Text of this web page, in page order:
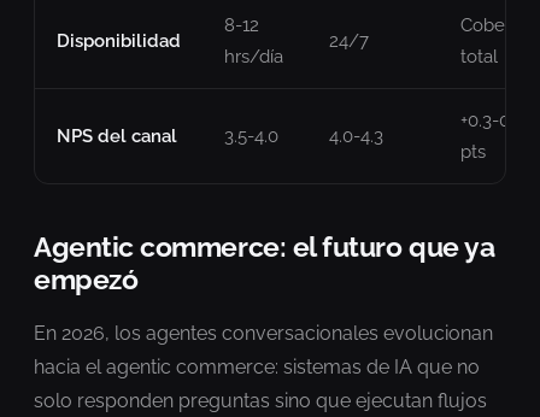
Disponibilidad
8-12
hrs/día
24/7
total
NPS del canal 3.5-4.0 4.0-4.3
+0.3-0.5
pts
Agentic commerce: el futuro que ya
empezó
En 2026, los agentes conversacionales evolucionan
hacia el agentic commerce: sistemas de IA que no
solo responden preguntas sino que ejecutan flujos